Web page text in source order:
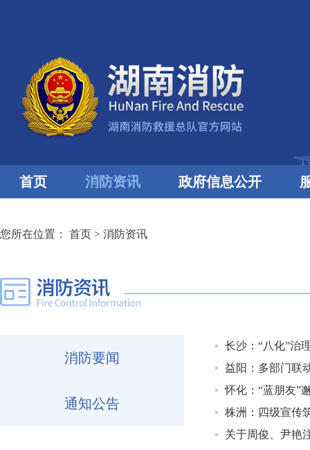
首页 消防资讯 政府信息公开
您所在位置： 首页 > 消防资讯
消防要闻
通知公告
长沙：“八化”治
益阳：多部门联
怀化：“蓝朋友”
株洲：四级宣传
关于周俊、尹艳